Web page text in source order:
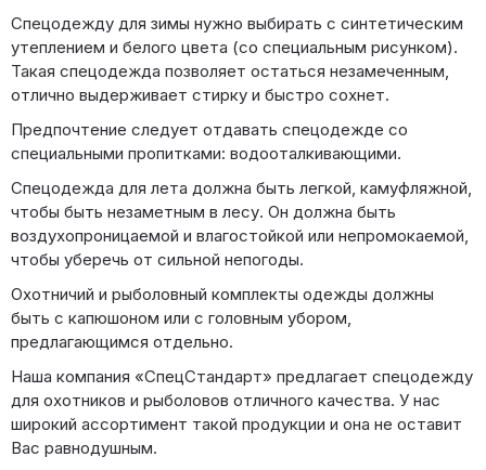
Спецодежду для зимы нужно выбирать с синтетическим
утеплением и белого цвета (со специальным рисунком).
Такая спецодежда позволяет остаться незамеченным,
отлично выдерживает стирку и быстро сохнет.
Предпочтение следует отдавать спецодежде со
специальными пропитками: водооталкивающими.
Спецодежда для лета должна быть легкой, камуфляжной,
чтобы быть незаметным в лесу. Он должна быть
воздухопроницаемой и влагостойкой или непромокаемой,
чтобы уберечь от сильной непогоды.
Охотничий и рыболовный комплекты одежды должны
быть с капюшоном или с головным убором,
предлагающимся отдельно.
Наша компания «СпецСтандарт» предлагает спецодежду
для охотников и рыболовов отличного качества. У нас
широкий ассортимент такой продукции и она не оставит
Вас равнодушным.